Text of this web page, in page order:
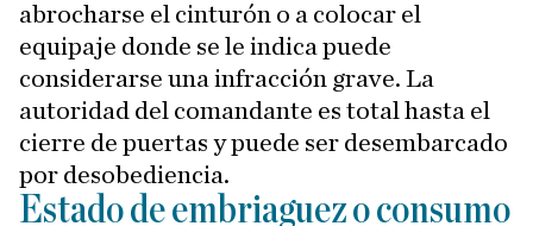
abrocharse el cinturón o a colocar el
equipaje donde se le indica puede
considerarse una infracción grave. La
autoridad del comandante es total hasta el
cierre de puertas y puede ser desembarcado
por desobediencia.
Estado de embriaguez o consumo